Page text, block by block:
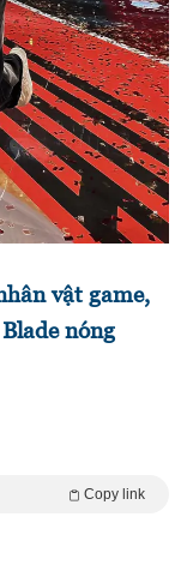
vật game,
nóng
Copy link